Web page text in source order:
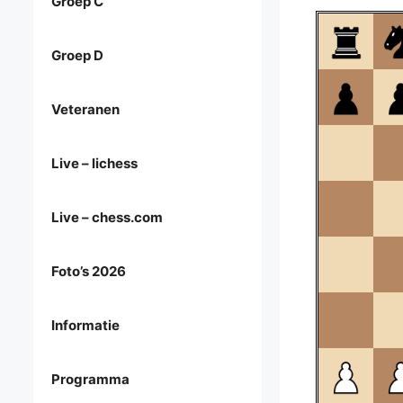
Groep D
Veteranen
Live – lichess
Live – chess.com
Foto’s 2026
Informatie
Programma